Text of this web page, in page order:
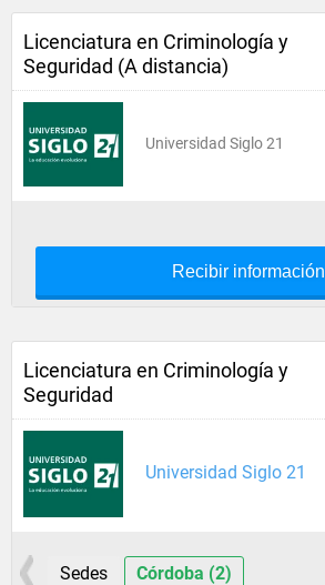
Licenciatura en Criminología y
Seguridad (A distancia)
Universidad Siglo 21
Recibir información
Licenciatura en Criminología y
Seguridad
Universidad Siglo 21
Sedes Córdoba (2)